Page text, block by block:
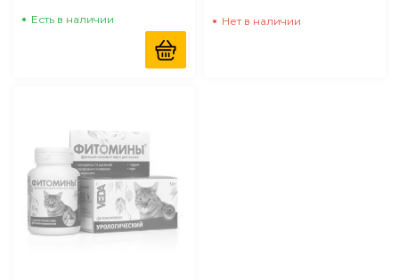
Есть в наличии Нет в наличии